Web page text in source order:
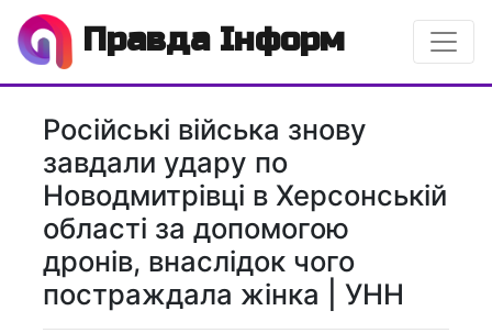
Правда Інформ
Російські війська знову
завдали удару по
Новодмитрівці в Херсонській
області за допомогою
дронів, внаслідок чого
постраждала жінка | УНН